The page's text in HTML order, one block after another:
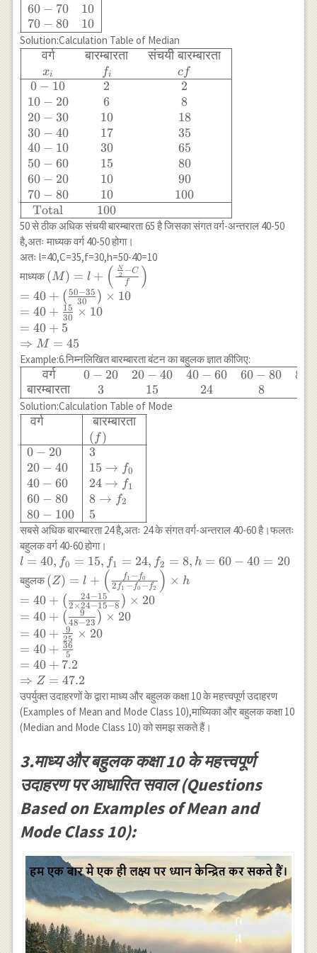
30-40 & 17\\
40-50 & 30\\
50-60 & 15 \\
60-70 & 10 \\
70-80 & 10\\
\hline
\end{array}
60 − 70
70 − 80
10
10
Solution:Calculation Table of Median
\begin{array}
{|ccc|} \hline
\text{ वर्ग } &
\text{
बारम्बारता } &
\text{ संचयी
बारम्बारता } \\
x_i & f_i & cf
\\ \hline 0-10
& 2 & 2 \\
10-20 & 6 & 8
\\ 20-30 & 10
& 18 \\ 30-40
& 17 & 35 \\
40-10 & 30 &
65 \\ 50-60 &
15 & 80 \\
60-20 & 10 &
90 \\ 70-80 &
10 & 100 \\
\hline \text {
Total } & 100
& \\ \hline
\end{array}
वर्ग
xi
0 − 10
10 − 20
20 − 30
30 − 40
40 − 10
50 − 60
60 − 20
70 − 80
Total
बारम्बारता
fi
2
6
10
17
30
15
10
10
100
संचयी बारम्बारता
cf
2
8
18
35
65
80
90
100
50 से ठीक अधिक संचयी बारम्बारता 65 है जिसका संगत वर्ग-अन्तराल 40-50
है,अतः माध्यक वर्ग 40-50 होगा।
अतः l=40,C=35,f=30,h=50-40=10
माध्यक(M)=l+\left(\frac{\frac{N}
{2}-C}{f}\right) \\
=40+\left(\frac{50-35}
{30}\right) \times 10 \\
=40+\frac{15}{30} \times
10 \\ =40+5 \\
\Rightarrow M=45
(M) = l + ( f
2
N −C )
= 40 + ( 30
50−35 ) × 10
= 40 + 30
15 × 10
= 40 + 5
⇒ M = 45
Example:6.निम्नलिखित बारम्बारता बंटन का बहुलक ज्ञात कीजिए:
\begin{array}
{|cccccc|}
\hline
\text{वर्ग} & 0-
20 & 20-40 &
40-60 & 60-80
& 80-100 \\
\text{बारम्बारता}
& 3 & 15 & 24
& 8 & 5 \\
\hline
\end{array}
वर्ग
बारम्बारता
0 − 20
3
20 − 40
15
40 − 60
24
60 − 80
8
80
Solution:Calculation Table of Mode
\begin{array}
\text { वर्ग } &
\text {
बारम्बारता } \\
& (f) \\
\hline 0-20 &
3 \\ 20-40 &
15
\rightarrow
f_0 \\ 40-60
& 24
\rightarrow
f_1 \\ 60-80
& 8
\rightarrow
f_2 \\ 80-100
& 5 \\ \hline
\end{array}
वर्ग
0 − 20
20 − 40
40 − 60
60 − 80
80 − 100
बारम्बारता
( f)
3
15 → f0
24 → f1
8 → f2
5
सबसे अधिक बारम्बारता 24 है,अतः 24 के संगत वर्ग-अन्तराल 40-60 है।फलतः
बहुलक वर्ग 40-60 होगा।
l=40,
f_0=15,
f_1=24,
f_2=8,
h=60-
40=20
l = 40, f0 = 15, f1 = 24, f2 = 8, h = 60 − 40 = 20
बहुलक(Z)=l+\left(\frac{f_1-
f_0}{2 f_1-f_0-
f_2}\right) \times h
\\
=40+\left(\frac{24-
15}{2 \times 24-15-
8}\right) \times 20 \\
=40+\left(\frac{9}
{48-23}\right) \times
20 \\ =40+\frac{9}
{25} \times 20 \\
=40+7.2 \\
\Rightarrow Z=47.2
(Z) = l + ( 2 f1 − f0 − f2
f1 − f0 ) × h
= 40 + ( 2 ×24−15−8
24−15 ) × 20
= 40 + ( 48−23
9 ) × 20
= 40 + 25
9 × 20
= 40 + 5
36
= 40 + 7.2
⇒ Z = 47.2
उपर्युक्त उदाहरणों के द्वारा माध्य और बहुलक कक्षा 10 के महत्त्वपूर्ण उदाहरण
(Examples of Mean and Mode Class 10),माध्यिका और बहुलक कक्षा 10
(Median and Mode Class 10) को समझ सकते हैं।
3.माध्य और बहुलक कक्षा 10 के महत्त्वपूर्ण
उदाहरण पर आधारित सवाल (Questions
Based on Examples of Mean and
Mode Class 10):